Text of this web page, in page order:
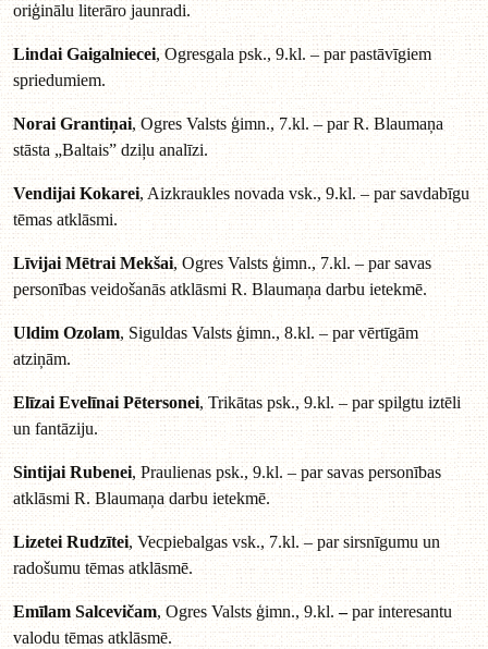
oriģinālu literāro jaunradi.
Lindai Gaigalniecei, Ogresgala psk., 9.kl. – par pastāvīgiem
spriedumiem.
Norai Grantiņai, Ogres Valsts ģimn., 7.kl. – par R. Blaumaņa
stāsta „Baltais” dziļu analīzi.
Vendijai Kokarei, Aizkraukles novada vsk., 9.kl. – par savdabīgu
tēmas atklāsmi.
Līvijai Mētrai Mekšai, Ogres Valsts ģimn., 7.kl. – par savas
personības veidošanās atklāsmi R. Blaumaņa darbu ietekmē.
Uldim Ozolam, Siguldas Valsts ģimn., 8.kl. – par vērtīgām
atziņām.
Elīzai Evelīnai Pētersonei, Trikātas psk., 9.kl. – par spilgtu iztēli
un fantāziju.
Sintijai Rubenei, Praulienas psk., 9.kl. – par savas personības
atklāsmi R. Blaumaņa darbu ietekmē.
Lizetei Rudzītei, Vecpiebalgas vsk., 7.kl. – par sirsnīgumu un
radošumu tēmas atklāsmē.
Emīlam Salcevičam, Ogres Valsts ģimn., 9.kl. –par interesantu
valodu tēmas atklāsmē.